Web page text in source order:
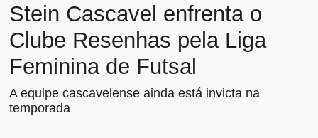
Stein Cascavel enfrenta o
Clube Resenhas pela Liga
Feminina de Futsal
A equipe cascavelense ainda está invicta na
temporada